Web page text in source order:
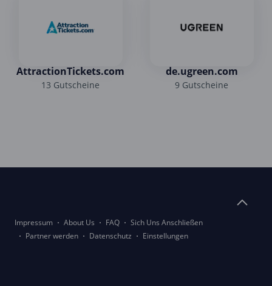
AttractionTickets.com
13 Gutscheine
de.ugreen.com
9 Gutscheine
Impressum About Us FAQ
Sich Uns Anschließen
Partner werden
Datenschutz Einstellungen